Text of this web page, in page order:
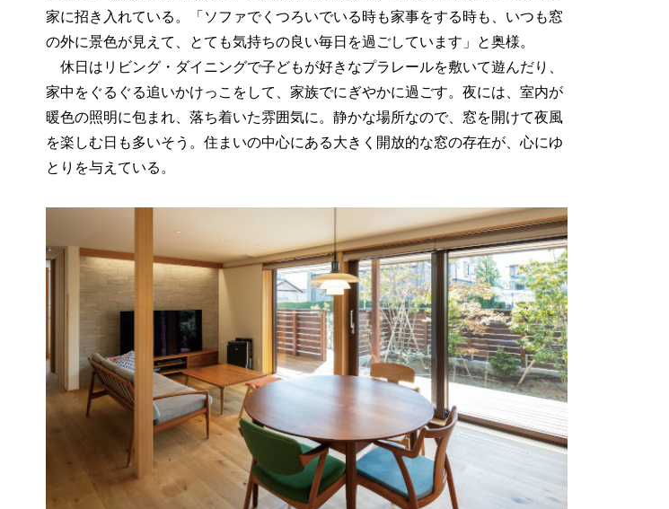
家に招き入れている。「ソファでくつろいでいる時も家事をする時も、いつも窓
の外に景色が見えて、とても気持ちの良い毎日を過ごしています」と奥様。
休日はリビング・ダイニングで子どもが好きなプラレールを敷いて遊んだり、
家中をぐるぐる追いかけっこをして、家族でにぎやかに過ごす。夜には、室内が
暖色の照明に包まれ、落ち着いた雰囲気に。静かな場所なので、窓を開けて夜風
を楽しむ日も多いそう。住まいの中心にある大きく開放的な窓の存在が、心にゆ
とりを与えている。